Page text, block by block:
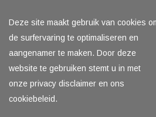
Deze site maakt gebruik van cookies
de surfervaring te optimaliseren en
aangenamer te maken. Door deze
website te gebruiken stemt u in met
onze privacy disclaimer en ons
cookiebeleid.